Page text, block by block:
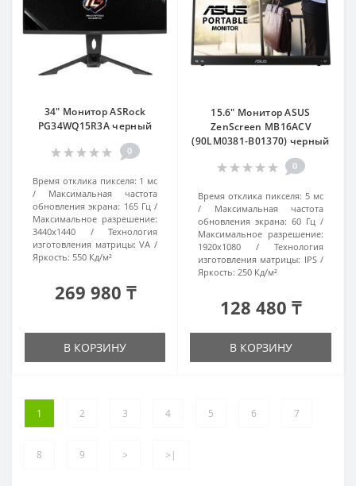
34" Монитор ASRock
PG34WQ15R3A черный
0
Время отклика пикселя: 1 мс
Максимальная частота
обновления экрана: 165 Гц
Максимальное разрешение:
3440x1440
Технология
изготовления матрицы: VA
Яркость: 550 Кд/м²
269 980 ₸
В КОРЗИНУ
15.6" Монитор ASUS
ZenScreen MB16ACV
(90LM0381-B01370) черный
0
Время отклика пикселя: 5 мс
Максимальная частота
обновления экрана: 60 Гц
Максимальное разрешение:
1920x1080
Технология
изготовления матрицы: IPS
Яркость: 250 Кд/м²
128 480 ₸
В КОРЗИНУ
1 2 3 4 5 6 7
8 9 > >|